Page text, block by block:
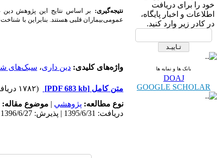
خود را برای دریافت
اطلاعات و اخبار پایگاه،
در کادر زیر وارد کنید.
بانک ها و نمایه ها
DOAJ
GOOGLE SCHOLAR
نتیجه‌گیری: بر اساس نتایج این پژوهش دین
عمومی‌بیماران قلبی هستند. بنابراین با شناخت
واژه‌های کلیدی: دین داری، سبک‌های
متن کامل [PDF 683 kb]
(۱۷۸۲ دریافت)
نوع مطالعه: پژوهشي | موضوع مقاله:
دریافت: 1395/6/31 | پذیرش: 1396/6/27 | انتشار: 1396/7/6